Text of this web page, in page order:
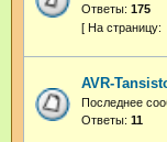
Ответы: 175
AVR-
Последнее
Ответы: 11